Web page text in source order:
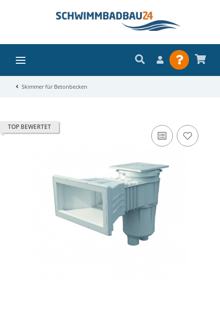
Skimmer für Betonbecken
TOP BEWERTET